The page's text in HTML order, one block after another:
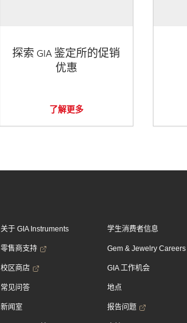
探索 GIA 鉴定所的促销
优惠
了解更多
关于 GIA Instruments
零售商支持
校区商店
常见问答
新闻室
学生消费者信息
Gem & Jewelry Careers
GIA 工作机会
地点
报告问题